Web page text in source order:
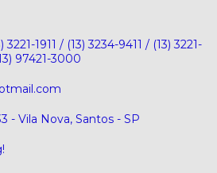
3221-1911 / (13) 3234-9411 / (13) 3221-
97421-3000
- Vila Nova, Santos - SP